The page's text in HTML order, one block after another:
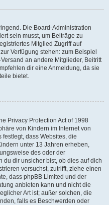
Die Board-Administration
sein musst, um Beiträge zu
Mitglied Zugriff auf
Verfügung stehen: zum Beispiel
an andere Mitglieder, Beitritt
dir eine Anmeldung, da sie
bietet.
Privacy Protection Act of 1998
von Kindern im Internet von
dass Websites, die
unter 13 Jahren erheben,
des oder der
du dir unsicher bist, ob dies auf dich
versuchst, zutrifft, ziehe einen
dass phpBB Limited und der
anbieten kann und nicht die
Art ist; außer solchen, die
falls es Beschwerden oder